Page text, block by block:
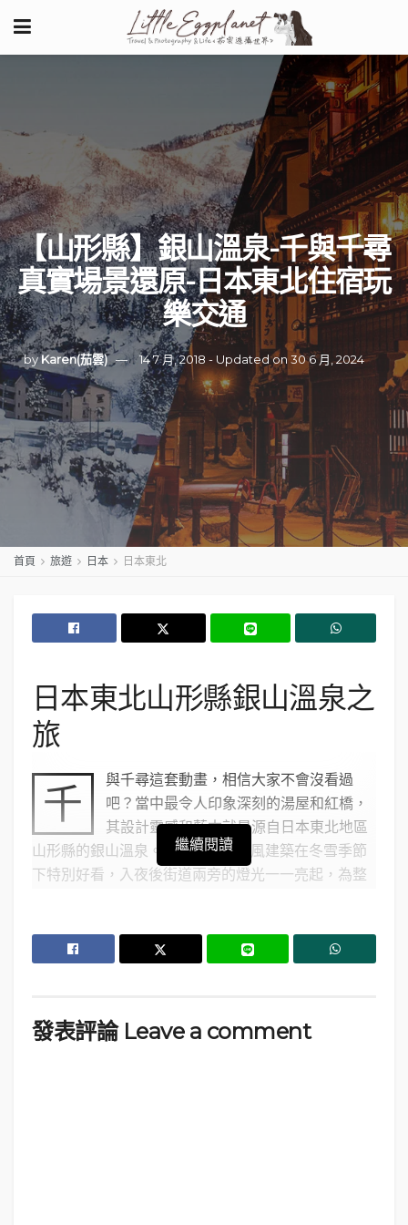
【山形縣】銀山溫泉-千與千尋
真實場景還原-日本東北住宿玩
樂交通
by Karen(茄雲) 14 7 月, 2018 - Updated on 30 6 月, 2024
首頁 旅遊 日本 日本東北
日本東北山形縣銀山溫泉之
旅
千
與千尋這套動畫，相信大家不會沒看過
吧？當中最令人印象深刻的湯屋和紅橋，
其設計靈感和藍本就是源自日本東北地區
山形縣的銀山溫泉。昭和時代的洋風建築在冬雪季節
下特別好看，入夜後街道兩旁的燈光一一亮起，為整
↓此圖取自キナリノ
繼續閱讀
發表評論 Leave a comment